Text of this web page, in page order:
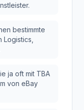
bestimmte
Logistics,
ja oft mit TBA
von eBay